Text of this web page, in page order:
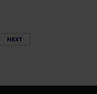
NEXT